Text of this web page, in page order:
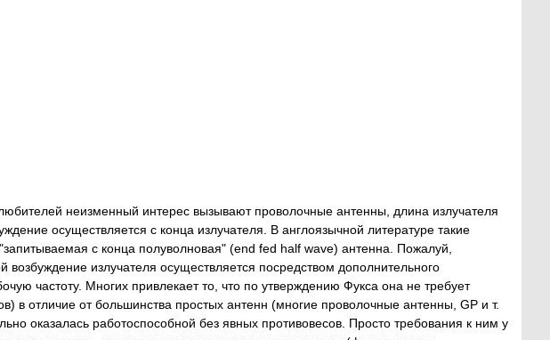
неизменный интерес вызывают проволочные антенны, длина излучателя
осуществляется с конца излучателя. В англоязычной литературе такие
с конца полуволновая" (end fed half wave) антенна. Пожалуй,
возбуждение излучателя осуществляется посредством дополнительного
частоту. Многих привлекает то, что по утверждению Фукса она не требует
в отличие от большинства простых антенн (многие проволочные антенны, GP и т.
оказалась работоспособной без явных противовесов. Просто требования к ним у